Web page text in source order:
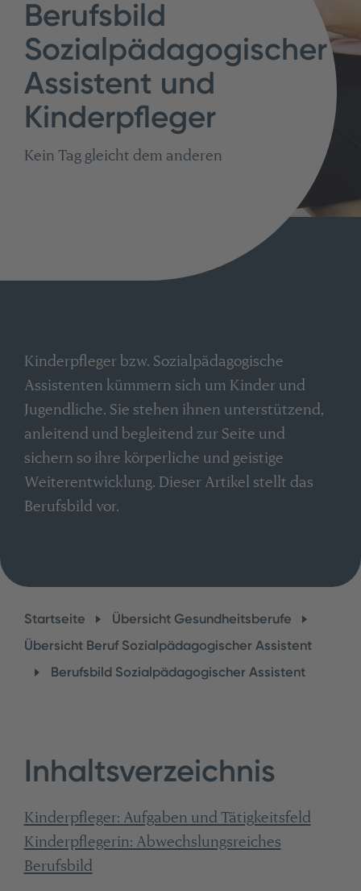
Berufsbild
Sozialpädagogischer
Assistent und
Kinderpfleger
Kein Tag gleicht dem anderen
Kinderpfleger bzw. Sozialpädagogische
Assistenten kümmern sich um Kinder und
Jugendliche. Sie stehen ihnen unterstützend,
anleitend und begleitend zur Seite und
sichern so ihre körperliche und geistige
Weiterentwicklung. Dieser Artikel stellt das
Berufsbild vor.
Startseite
Übersicht Gesundheitsberufe
Übersicht Beruf Sozialpädagogischer Assistent
Berufsbild Sozialpädagogischer Assistent
Inhaltsverzeichnis
Kinderpfleger: Aufgaben und Tätigkeitsfeld
Kinderpflegerin: Abwechslungsreiches
Berufsbild